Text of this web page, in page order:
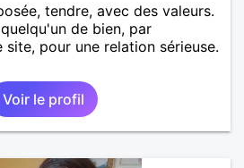
tendre, avec des valeurs.
de bien, par
pour une relation sérieuse.
Voir le profil